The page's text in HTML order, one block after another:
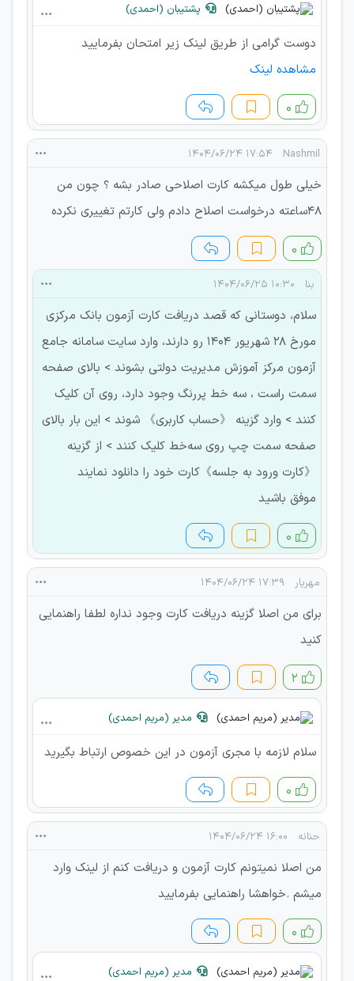
پشتیبان (احمدی)
دوست گرامی از طریق لینک زیر امتحان بفرمایید
مشاهده لینک
۰
Nashmil ۱۷:۵۴ ۱۴۰۴/۰۶/۲۴
خیلی طول میکشه کارت اصلاحی صادر بشه ؟ چون من
48ساعته درخواست اصلاح دادم ولی کارتم تغییری نکرده
۰
بنا ۱۰:۳۰ ۱۴۰۴/۰۶/۲۵
سلام، دوستانی که قصد دریافت کارت آزمون بانک مرکزی
مورخ ۲۸ شهریور ۱۴۰۴ رو دارند، وارد سایت سامانه جامع
آزمون مرکز آموزش مدیریت دولتی بشوند > بالای صفحه
سمت راست ، سه خط پررنگ وجود دارد، روی آن کلیک
کنند > وارد گزینه 《حساب کاربری》 شوند > این بار بالای
صفحه سمت چپ روی سه‌خط کلیک کنند > از گزینه
《کارت ورود به جلسه》کارت خود را دانلود نمایند
موفق باشید
۰
مهریار ۱۷:۳۹ ۱۴۰۴/۰۶/۲۴
برای من اصلا گزینه دریافت کارت وجود نداره لطفا راهنمایی
کنید
۲
مدیر (مریم احمدی)
سلام لازمه با مجری آزمون در این خصوص ارتباط بگیرید
۰
حنانه ۱۶:۰۰ ۱۴۰۴/۰۶/۲۴
من اصلا نمیتونم کارت آزمون و دریافت کنم از لینک وارد
میشم .خواهشا راهنمایی بفرمایید
۰
مدیر (مریم احمدی)